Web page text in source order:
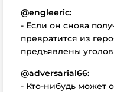
@engleeric:
- Если он снова
превратится из
предъявлены
@adversarial66:
- Кто-нибудь может